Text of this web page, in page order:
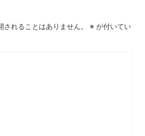
されることはありません。 ※ が付いてい